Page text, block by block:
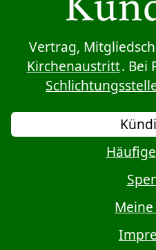
Vertrag,
Kirchenaustritt. Bei